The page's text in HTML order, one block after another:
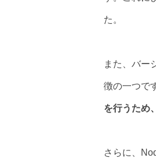
た。
また、バー
徴の一つで
を行うため
さらに、